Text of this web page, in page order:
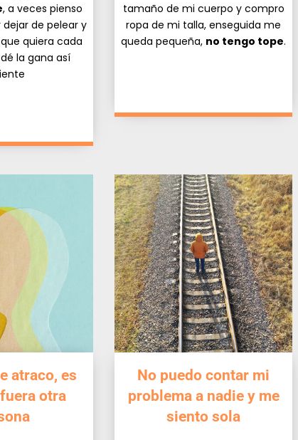
, a veces pienso
de pelear y
quiera cada
la gana así
tamaño de mi cuerpo y compro
ropa de mi talla, enseguida me
queda pequeña, no tengo tope.
atraco, es
otra
No puedo contar mi
problema a nadie y me
siento sola